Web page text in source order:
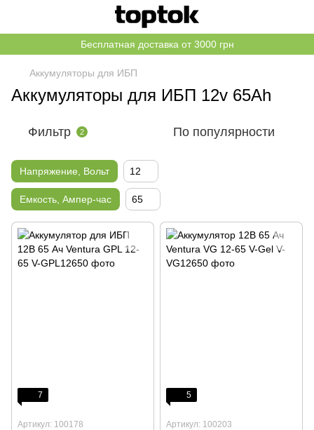
Бесплатная доставка от 3000 грн
Аккумуляторы для ИБП
Аккумуляторы для ИБП 12v 65Ah
Фильтр 2 По популярности
Напряжение, Вольт 12
Емкость, Ампер-час 65
7
Артикул: 100178
5
Артикул: 100203